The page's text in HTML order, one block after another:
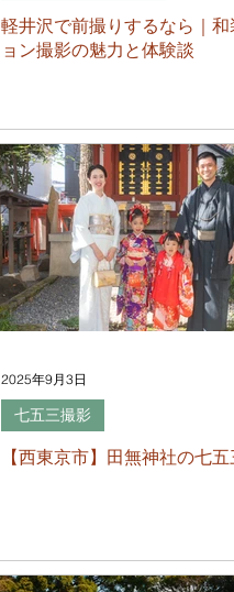
軽井沢で前撮りするなら｜和
ョン撮影の魅力と体験談
【西東京市】田無神社の七五
七五三撮影
2025年9月3日